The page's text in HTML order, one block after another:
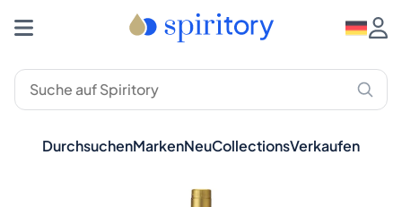
DurchsuchenMarkenNeuCollectionsVerkaufen